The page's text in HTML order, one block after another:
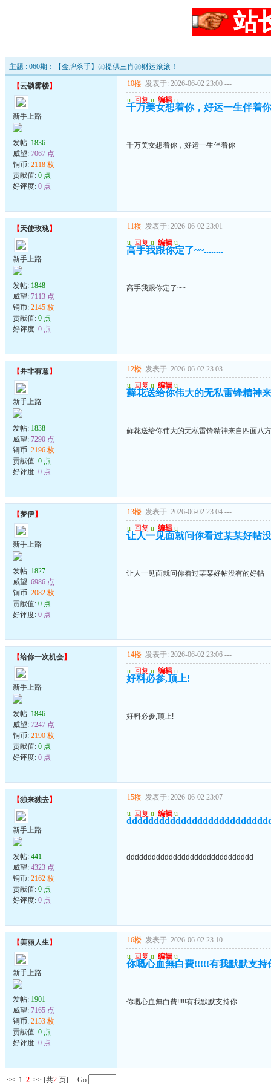
站
主题 : 060期：【金牌杀手】㊣提供三肖㊣财运滚滚！
【云锁雾楼】
新手上路
发帖: 1836
威望: 7067 点
铜币: 2118 枚
贡献值: 0 点
好评度: 0 点
10楼 发表于: 2026-06-02 23:00 ---
u 回复 u 编辑 u
千万美女想着你，好运一生伴着你
千万美女想着你，好运一生伴着你
【天使玫瑰】
新手上路
发帖: 1848
威望: 7113 点
铜币: 2145 枚
贡献值: 0 点
好评度: 0 点
11楼 发表于: 2026-06-02 23:01 ---
u 回复 u 编辑 u
高手我跟你定了~~........
高手我跟你定了~~........
【并非有意】
新手上路
发帖: 1838
威望: 7290 点
铜币: 2196 枚
贡献值: 0 点
好评度: 0 点
12楼 发表于: 2026-06-02 23:03 ---
u 回复 u 编辑 u
藓花送给你伟大的无私雷锋精神
藓花送给你伟大的无私雷锋精神来自四面八
【梦伊】
新手上路
发帖: 1827
威望: 6986 点
铜币: 2082 枚
贡献值: 0 点
好评度: 0 点
13楼 发表于: 2026-06-02 23:04 ---
u 回复 u 编辑 u
让人一见面就问你看过某某好帖
让人一见面就问你看过某某好帖没有的好帖
【给你一次机会】
新手上路
发帖: 1846
威望: 7247 点
铜币: 2190 枚
贡献值: 0 点
好评度: 0 点
14楼 发表于: 2026-06-02 23:06 ---
u 回复 u 编辑 u
好料必参,顶上!
好料必参,顶上!
【独来独去】
新手上路
发帖: 441
威望: 4323 点
铜币: 2162 枚
贡献值: 0 点
好评度: 0 点
15楼 发表于: 2026-06-02 23:07 ---
u 回复 u 编辑 u
dddddddddddddddddddddddddddddd
【美丽人生】
新手上路
发帖: 1901
威望: 7165 点
铜币: 2153 枚
贡献值: 0 点
好评度: 0 点
16楼 发表于: 2026-06-02 23:10 ---
u 回复 u 编辑 u
你嘅心血無白費!!!!!有我默默支持
你嘅心血無白費!!!!!有我默默支持你......
<< 1 2 >> [共2 页] Go